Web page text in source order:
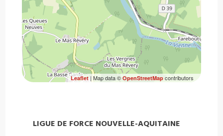
Leaflet| Map data © OpenStreetMapcontributors
LIGUE DE FORCE NOUVELLE-AQUITAINE